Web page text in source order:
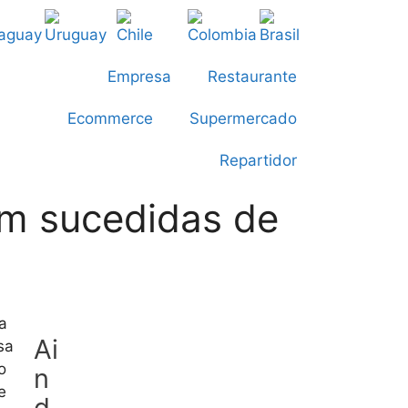
Empresa Restaurante
Ecommerce Supermercado
Repartidor
sucedidas de
Ai
n